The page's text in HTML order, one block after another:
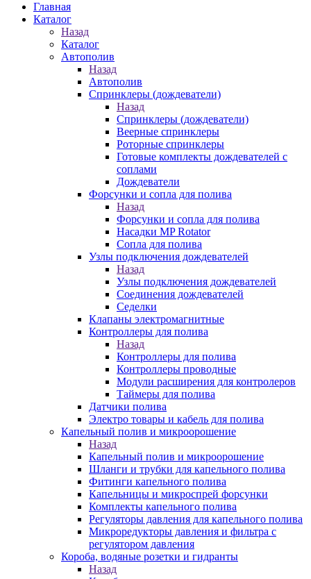
Главная
Каталог
Назад
Каталог
Автополив
Назад
Автополив
Спринклеры (дождеватели)
Назад
Спринклеры (дождеватели)
Веерные спринклеры
Роторные спринклеры
Готовые комплекты дождевателей с
соплами
Дождеватели
Форсунки и сопла для полива
Назад
Форсунки и сопла для полива
Насадки MP Rotator
Сопла для полива
Узлы подключения дождевателей
Назад
Узлы подключения дождевателей
Соединения дождевателей
Седелки
Клапаны электромагнитные
Контроллеры для полива
Назад
Контроллеры для полива
Контроллеры проводные
Модули расширения для контролеров
Таймеры для полива
Датчики полива
Электро товары и кабель для полива
Капельный полив и микроорошение
Назад
Капельный полив и микроорошение
Шланги и трубки для капельного полива
Фитинги капельного полива
Капельницы и микроспрей форсунки
Комплекты капельного полива
Регуляторы давления для капельного полива
Микроредукторы давления и фильтра с
регулятором давления
Короба, водяные розетки и гидранты
Назад